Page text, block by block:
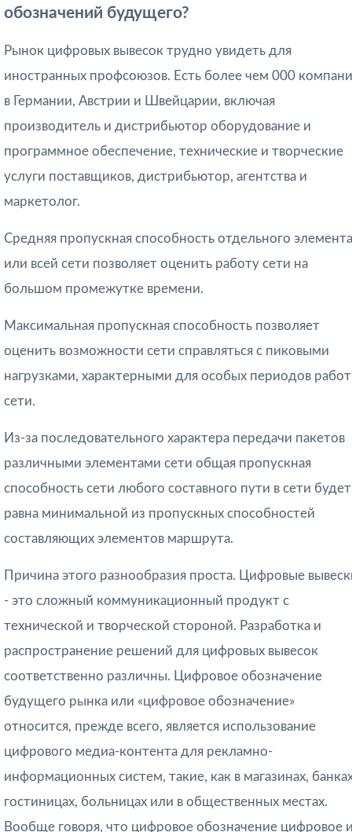
обозначений будущего?
Рынок цифровых вывесок трудно увидеть для
иностранных профсоюзов. Есть более чем 000
в Германии, Австрии и Швейцарии, включая
производитель и дистрибьютор оборудование и
программное обеспечение, технические и творческие
услуги поставщиков, дистрибьютор, агентства и
маркетолог.
Средняя пропускная способность отдельного элемента
или всей сети позволяет оценить ра­боту сети на
большом промежутке времени.
Максимальная пропускная способность позволяет
оценить возможности сети справ­ляться с пиковыми
нагрузками, характерными для особых периодов
сети.
Из-за последовательного характера передачи пакетов
различными элементами сети общая пропускная
способность сети любого составного пути в сети будет
равна минимальной из пропускных способностей
составляющих элементов маршрута.
Причина этого разнообразия проста. Цифровые
- это сложный коммуникационный продукт с
технической и творческой стороной. Разработка и
распространение решений для цифровых вывесок
соответственно различны. Цифровое обозначение
будущего рынка или «цифровое обозначение»
относится, прежде всего, является использование
цифрового медиа-контента для рекламно-
информационных систем, такие, как в магазинах,
гостиницах, больницах или в общественных местах.
Вообще говоря, что цифровое обозначение цифровое